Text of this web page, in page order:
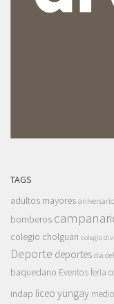
TAGS
adultos mayores aniversario
bomberos
colegio cholguan colegio
Deporte deportes dia
baquedano Eventosferia
indap liceo yungay